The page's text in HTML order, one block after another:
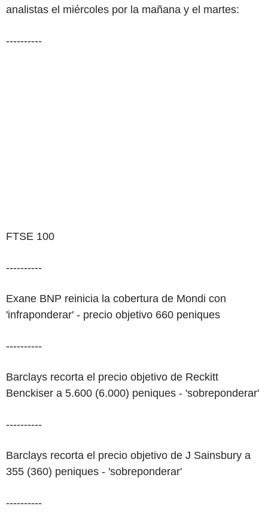
analistas el miércoles por la mañana y el martes:
----------
FTSE 100
----------
Exane BNP reinicia la cobertura de Mondi con
'infraponderar' - precio objetivo 660 peniques
----------
Barclays recorta el precio objetivo de Reckitt
Benckiser a 5.600 (6.000) peniques - 'sobreponderar'
----------
Barclays recorta el precio objetivo de J Sainsbury a
355 (360) peniques - 'sobreponderar'
----------